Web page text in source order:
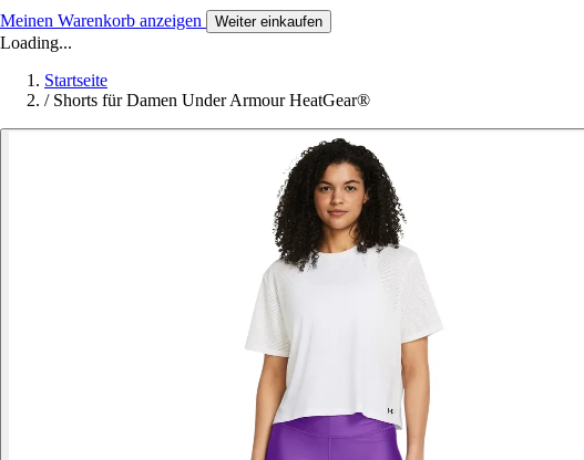
Meinen Warenkorb anzeigen Weiter einkaufen
Loading...
Startseite
/ Shorts für Damen Under Armour HeatGear®